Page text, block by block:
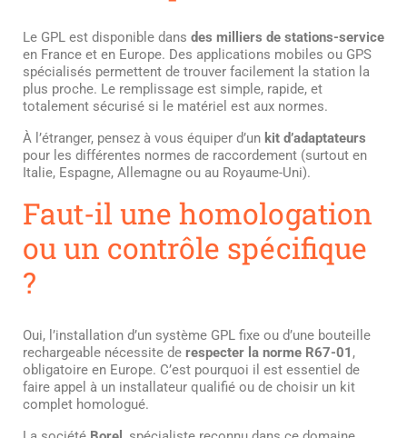
Le GPL est disponible dans des milliers de stations-service
en France et en Europe. Des applications mobiles ou GPS
spécialisés permettent de trouver facilement la station la
plus proche. Le remplissage est simple, rapide, et
totalement sécurisé si le matériel est aux normes.
À l’étranger, pensez à vous équiper d’un kit d’adaptateurs
pour les différentes normes de raccordement (surtout en
Italie, Espagne, Allemagne ou au Royaume-Uni).
Faut-il une homologation
ou un contrôle spécifique
?
Oui, l’installation d’un système GPL fixe ou d’une bouteille
rechargeable nécessite de respecter la norme R67-01 ,
obligatoire en Europe. C’est pourquoi il est essentiel de
faire appel à un installateur qualifié ou de choisir un kit
complet homologué.